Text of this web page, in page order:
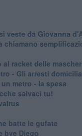
veste da Giovanna
chiamano
racket delle
- Gli arresti
metro - la spesa
salvaci tu!
batte le gufate
bye Diego